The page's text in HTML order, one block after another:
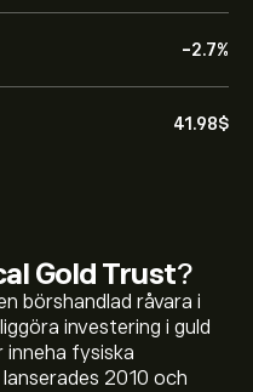
-2.7%
41.98‎$‎
Gold Trust?
börshandlad råvara i
investering i guld
fysiska
2010 och